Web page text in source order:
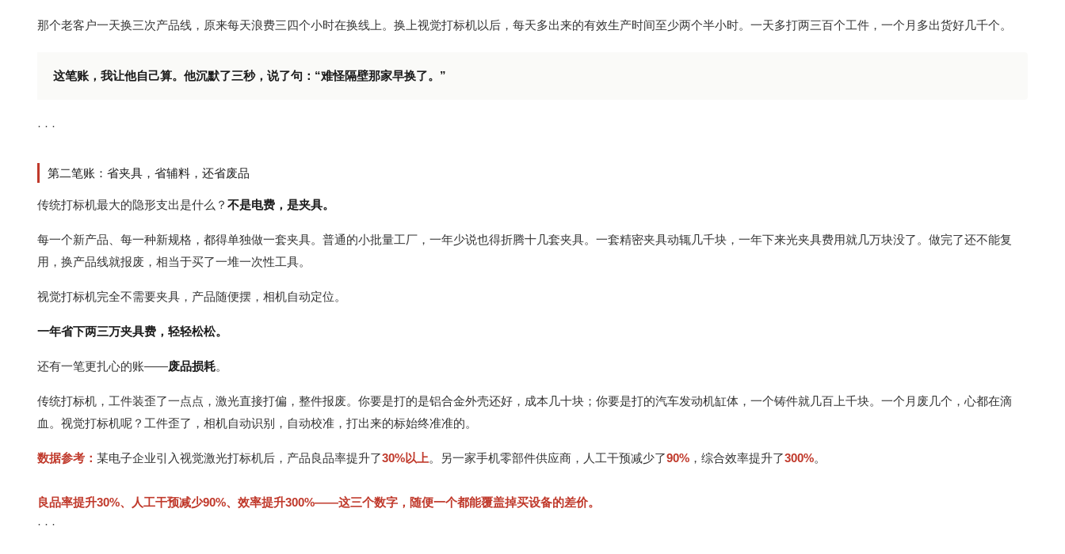
那个老客户一天换三次产品线，原来每天浪费三四个小时在换线上。换上视觉打标机以后，每天多出来的有效生产时间至少两个半小时。一天多打两三百个工件，一个月多出货好几千个。
这笔账，我让他自己算。他沉默了三秒，说了句：“难怪隔壁那家早换了。”
· · ·
第二笔账：省夹具，省辅料，还省废品
传统打标机最大的隐形支出是什么？ 不是电费，是夹具。
每一个新产品、每一种新规格，都得单独做一套夹具。普通的小批量工厂，一年少说也得折腾十几套夹具。一套精密夹具动辄几千块，一年下来光夹具费用就几万块没了。做完了还不能复
用，换产品线就报废，相当于买了一堆一次性工具。
视觉打标机完全不需要夹具，产品随便摆，相机自动定位。
一年省下两三万夹具费，轻轻松松。
还有一笔更扎心的账——废品损耗。
传统打标机，工件装歪了一点点，激光直接打偏，整件报废。你要是打的是铝合金外壳还好，成本几十块；你要是打的汽车发动机缸体，一个铸件就几百上千块。一个月废几个，心都在滴
血。视觉打标机呢？工件歪了，相机自动识别，自动校准，打出来的标始终准准的。
数据参考： 某电子企业引入视觉激光打标机后，产品良品率提升了30%以上。另一家手机零部件供应商，人工干预减少了90% ，综合效率提升了300%。
良品率提升30%、人工干预减少90%、效率提升300%——这三个数字，随便一个都能覆盖掉买设备的差价。
· · ·